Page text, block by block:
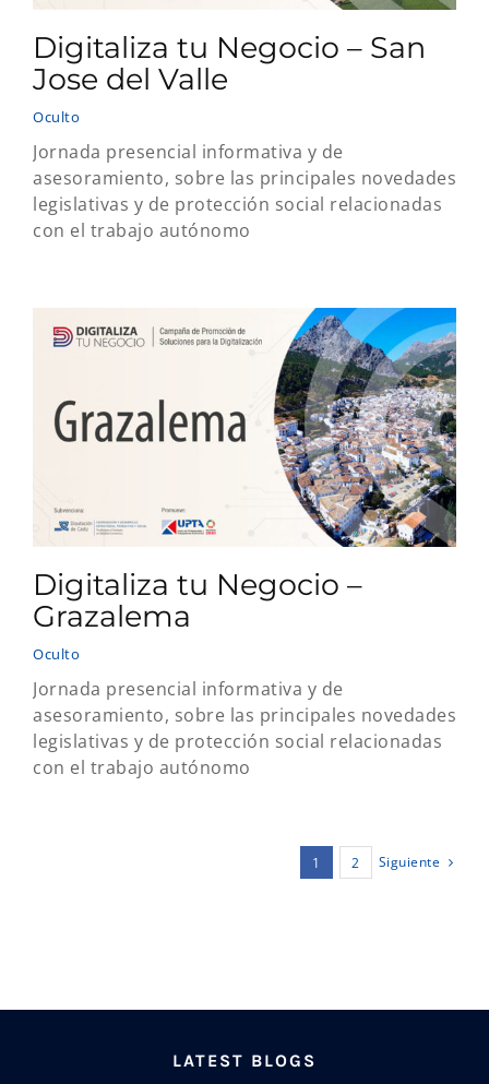
Digitaliza tu Negocio – San
Jose del Valle
Oculto
Jornada presencial informativa y de
asesoramiento, sobre las principales novedades
legislativas y de protección social relacionadas
con el trabajo autónomo
Digitaliza tu Negocio –
Grazalema
Oculto
Jornada presencial informativa y de
asesoramiento, sobre las principales novedades
legislativas y de protección social relacionadas
con el trabajo autónomo
1 2 Siguiente
LATEST BLOGS